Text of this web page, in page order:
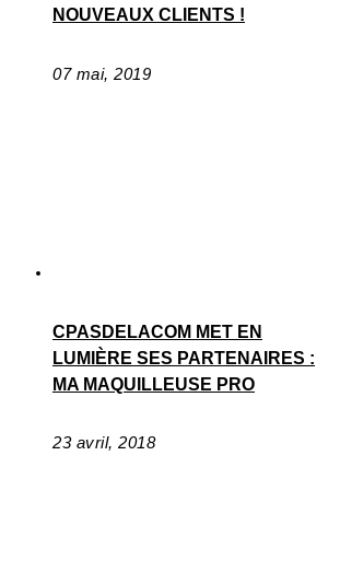
NOUVEAUX CLIENTS !
07 mai, 2019
CPASDELACOM MET EN
LUMIÈRE SES PARTENAIRES :
MA MAQUILLEUSE PRO
23 avril, 2018